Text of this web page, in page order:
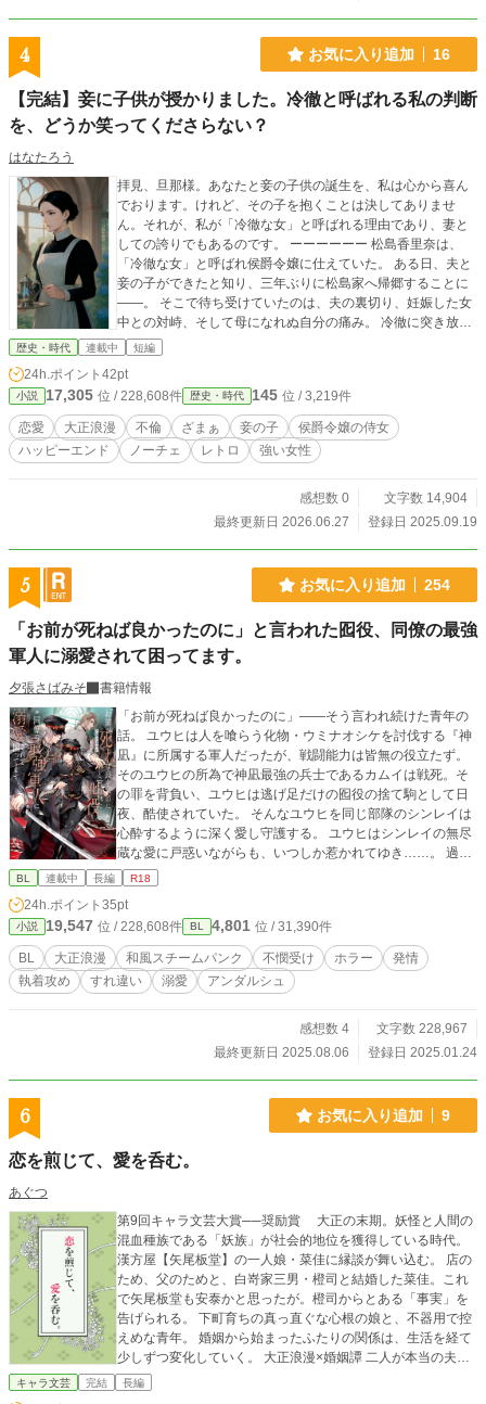
4 お気に入り追加 16
【完結】妾に子供が授かりました。冷徹と呼ばれる私の判断
を、どうか笑ってくださらない？
はなたろう
拝見、旦那様。あなたと妾の子供の誕生を、私は心から喜ん
でおります。けれど、その子を抱くことは決してありませ
ん。それが、私が「冷徹な女」と呼ばれる理由であり、妻と
しての誇りでもあるのです。 ーーーーーー 松島香里奈は、
「冷徹な女」と呼ばれ侯爵令嬢に仕えていた。 ある日、夫と
妾の子ができたと知り、三年ぶりに松島家へ帰郷することに
――。 そこで待ち受けていたのは、夫の裏切り、妊娠した女
中との対峙、そして母になれぬ自分の痛み。 冷徹に突き放す
か、それとも慈悲を与えるか。 彼女の選択は、やがて一族の
ぎない愛情と誇り。 すべては、仕えるお嬢様の幸せのために
――。 大正から昭和へと移りゆく時代を背景に、ひとり強く
寂しい女の愛と誇りの物語
歴史・時代 連載中 短編
24h.ポイント 42pt
小説 17,305 位 / 228,608件 歴史・時代 145 位 / 3,219件
恋愛 大正浪漫 不倫 ざまぁ 妾の子
侯爵令嬢の侍女
ハッピーエンド
ノーチェ レトロ 強い女性
感想数 0
文字数 14,904
最終更新日 2026.06.27
登録日 2025.09.19
5 お気に入り追加 254
「お前が死ねば良かったのに」と言われた囮役、同僚の最強
軍人に溺愛されて困ってます。
夕張さばみそ
書籍情報
「お前が死ねば良かったのに」――そう言われ続けた青年の
話。 ユウヒは人を喰らう化物・ウミナオシケを討伐する『神
凪』に所属する軍人だったが、戦闘能力は皆無の役立たず。
そのユウヒの所為で神凪最強の兵士であるカムイは戦死。そ
の罪を背負い、ユウヒは逃げ足だけの囮役の捨て駒として日
夜、酷使されていた。 そんなユウヒを同じ部隊のシンレイは
心酔するように深く愛し守護する。 ユウヒはシンレイの無尽
蔵な愛に戸惑いながらも、いつしか惹かれてゆき……。 過酷
な生を歩みながらも、強く生きる男達による、血と愛のバト
に発情させられる要素をご覧ください……！ ……という、性
癖の塊ですが、宜しければ是非是非、読んでいってください
～！ ※作 中 に 容 赦 な く エ ロ グ ロ シ
ー ン がありますので、苦 手 な 方 は ご注意くだ
さい 追記）書籍化決定しました！ ありがとうございます
ちに守護られ中！ 薔薇と雄鹿と宝石とhttps://www.alphapoli
s.co.jp/novel/106207589/84801587』
BL 連載中 長編 R18
24h.ポイント 35pt
小説 19,547 位 / 228,608件 BL 4,801 位 / 31,390件
BL 大正浪漫 和風スチームパンク 不憫受け ホラー
発情
執着攻め
すれ違い 溺愛 アンダルシュ
感想数 4
文字数 228,967
最終更新日 2025.08.06
登録日 2025.01.24
6 お気に入り追加 9
恋を煎じて、愛を呑む。
あぐつ
第9回キャラ文芸大賞──奨励賞 大正の末期。妖怪と人間の
混血種族である「妖族」が社会的地位を獲得している時代。
漢方屋【矢尾板堂】の一人娘・菜佳に縁談が舞い込む。 店の
ため、父のためと、白嵜家三男・橙司と結婚した菜佳。これ
で矢尾板堂も安泰かと思ったが。橙司からとある「事実」を
告げられる。 下町育ちの真っ直ぐな心根の娘と、不器用で控
えめな青年。 婚姻から始まったふたりの関係は、生活を経て
少しずつ変化していく。 大正浪漫×婚姻譚 二人が本当の夫婦
になるまでの物語。
キャラ文芸 完結 長編